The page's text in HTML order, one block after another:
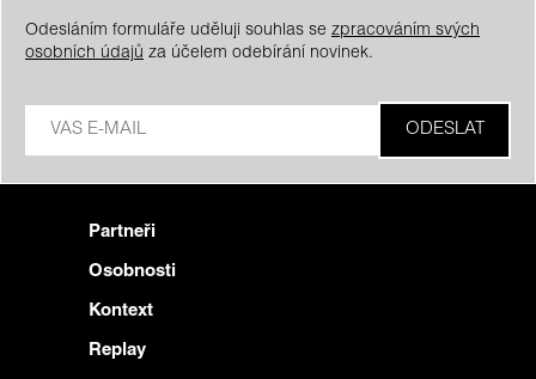
Odesláním formuláře uděluji souhlas se zpracováním svých
osobních údajů za účelem odebírání novinek.
Partneři
Osobnosti
Kontext
Replay